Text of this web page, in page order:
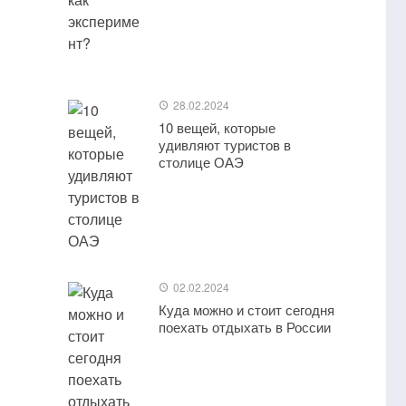
28.02.2024
10 вещей, которые
удивляют туристов в
столице ОАЭ
02.02.2024
Куда можно и стоит сегодня
поехать отдыхать в России